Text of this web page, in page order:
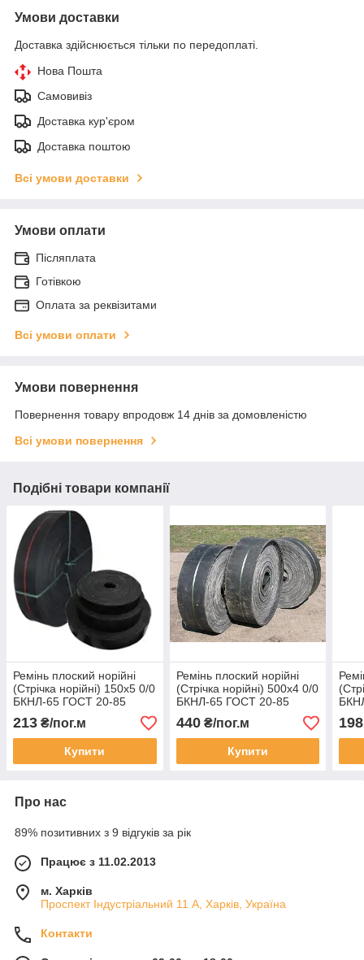
Умови доставки
Доставка здійснюється тільки по передоплаті.
Нова Пошта
Самовивіз
Доставка кур'єром
Доставка поштою
Всі умови доставки
Умови оплати
Післяплата
Готівкою
Оплата за реквізитами
Всі умови оплати
Умови повернення
Повернення товару впродовж 14 днів за домовленістю
Всі умови повернення
Подібні товари компанії
Ремінь плоский норійні
(Стрічка норійні) 150х5 0/0
БКНЛ-65 ГОСТ 20-85
213 ₴/пог.м
Купити
Ремінь плоский норійні
(Стрічка норійні) 500х4 0/0
БКНЛ-65 ГОСТ 20-85
440₴/пог.м
Купити
198
Про нас
89% позитивних з 9 відгуків за рік
Працює з 11.02.2013
м. Харків
Проспект Індустріальний 11 А, Харків, Україна
Контакти